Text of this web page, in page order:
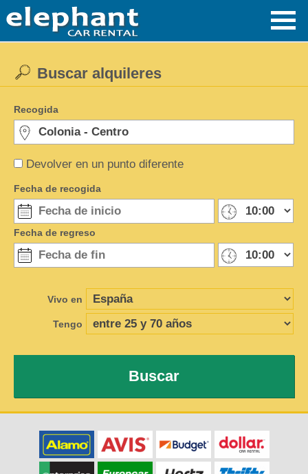
Devolver en un punto diferente
Buscar alquileres
Recogida
Fecha de recogida
Fecha de regreso
Vivo en
Tengo
Buscar